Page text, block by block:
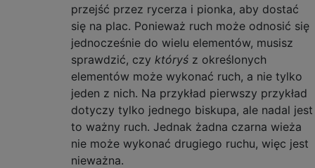
przejść przez rycerza i pionka, aby dostać
się na plac. Ponieważ ruch może odnosić się
jednocześnie do wielu elementów, musisz
sprawdzić, czy któryś z określonych
elementów może wykonać ruch, a nie tylko
jeden z nich. Na przykład pierwszy przykład
dotyczy tylko jednego biskupa, ale nadal jest
to ważny ruch. Jednak żadna czarna wieża
nie może wykonać drugiego ruchu, więc jest
nieważna.